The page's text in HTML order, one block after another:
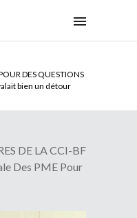
POUR DES QUESTIONS
valait bien un détour
SENAT BENINOIS :
partir !
DE LA CCI-BF
Des PME Pour